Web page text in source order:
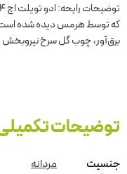
که توسط هرمس دیده شده است.
برق‌آور، چوب گل سرخ نیروبخش
توضیحات
جنسیت
مردانه